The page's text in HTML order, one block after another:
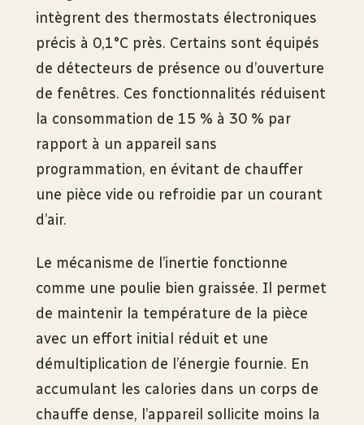
intègrent des thermostats électroniques
précis à 0,1°C près. Certains sont équipés
de détecteurs de présence ou d’ouverture
de fenêtres. Ces fonctionnalités réduisent
la consommation de 15 % à 30 % par
rapport à un appareil sans
programmation, en évitant de chauffer
une pièce vide ou refroidie par un courant
d’air.
Le mécanisme de l’inertie fonctionne
comme une poulie bien graissée. Il permet
de maintenir la température de la pièce
avec un effort initial réduit et une
démultiplication de l’énergie fournie. En
accumulant les calories dans un corps de
chauffe dense, l’appareil sollicite moins la